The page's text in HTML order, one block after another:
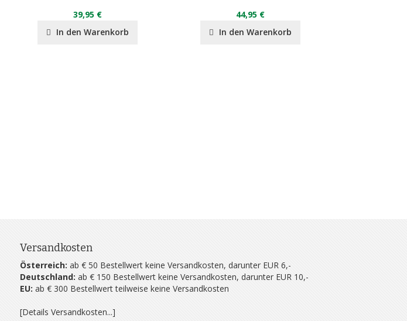
39,95 €
In den Warenkorb
44,95 €
In den Warenkorb
Versandkosten
Österreich: ab € 50 Bestellwert keine Versandkosten, darunter EUR 6,-
Deutschland: ab € 150 Bestellwert keine Versandkosten, darunter EUR 10,-
EU: ab € 300 Bestellwert teilweise keine Versandkosten
[Details Versandkosten...]